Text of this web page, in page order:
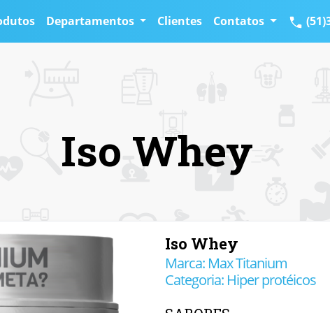
Departamentos Clientes Contatos
Iso Whey
Iso Whey
Marca: Max Titanium
Categoria: Hiper protéicos